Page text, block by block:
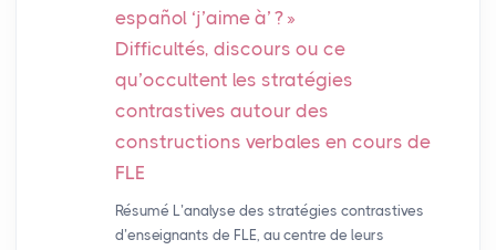
español ‘j’aime à’ ? »
Difficultés, discours ou ce
qu’occultent les stratégies
contrastives autour des
constructions verbales en cours de
FLE
Résumé L’analyse des stratégies contrastives
d’enseignants de FLE, au centre de leurs